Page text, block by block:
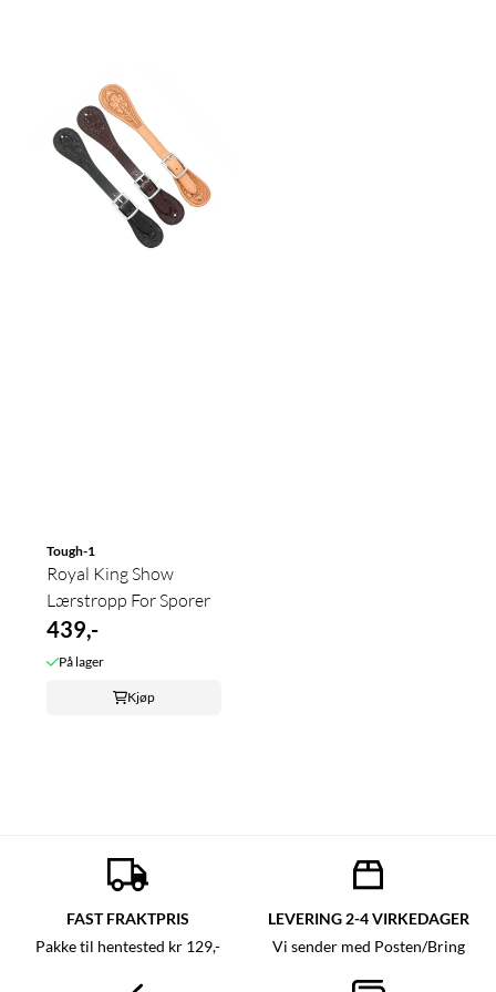
Tough-1
Royal King Show
Lærstropp For Sporer
439,-
På lager
Kjøp
FAST FRAKTPRIS
Pakke til hentested kr 129,-
LEVERING 2-4 VIRKEDAGER
Vi sender med Posten/Bring